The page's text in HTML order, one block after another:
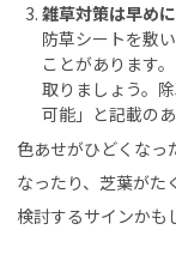
雑草対策は早め
防草シートを敷
ことがあります
取りましょう。
可能」と記載の
色あせがひどくなっ
なったり、芝葉がた
検討するサインかも